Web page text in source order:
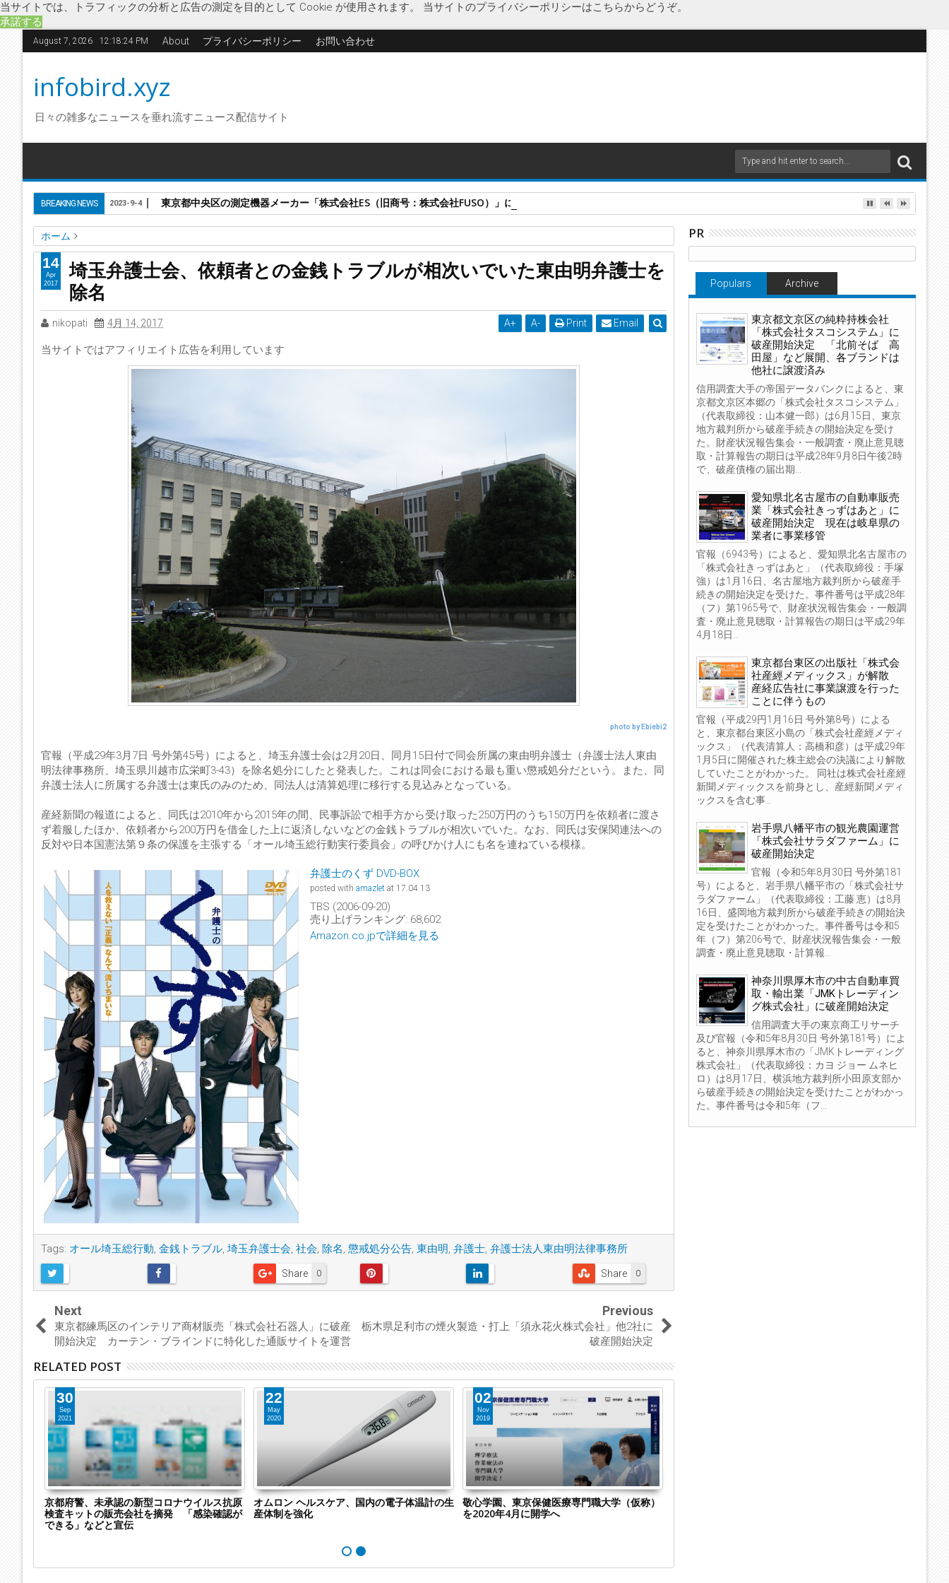
当サイトでは、トラフィックの分析と広告の測定を目的として Cookie が使用されます。 当サイトのプライバシーポリシーはこちらからどうぞ。
承諾する
August 7, 2026 12:18:25 PM About プライバシーポリシー お問い合わせ
infobird.xyz
日々の雑多なニュースを垂れ流すニュース配信サイト
BREAKING NEWS 東京都中央区の測定機器メーカー「株式会社ES（旧商号：株式会社FUSO）」に特別清算開始決定 事業はA-Gas Japanが承継
2023-9-4
ホーム
オール埼玉総行動
金銭トラブル 埼玉弁護士会 社会 除名 懲戒処分公告 東由明 弁護士
弁護士法人東由明法律事務所
埼玉弁護士会、依頼者との金銭トラブルが相次いでいた東由明弁護士を除名
埼玉弁護士会、依頼者との金銭トラブルが相次いでいた東由明弁護士を
除名
nikopati 4月 14, 2017 A+ A- Print Email
当サイトではアフィリエイト広告を利用しています
photo by Ebiebi2
官報（平成29年3月7日 号外第45号）によると、埼玉弁護士会は2月20日、同月15日付で同会所属の東由明弁護士（弁護士法人東由
明法律事務所、埼玉県川越市広栄町3-43）を除名処分にしたと発表した。これは同会における最も重い懲戒処分だという。また、同
弁護士法人に所属する弁護士は東氏のみのため、同法人は清算処理に移行する見込みとなっている。
産経新聞の報道によると、同氏は2010年から2015年の間、民事訴訟で相手方から受け取った250万円のうち150万円を依頼者に渡さ
ず着服したほか、依頼者から200万円を借金した上に返済しないなどの金銭トラブルが相次いでいた。なお、同氏は安保関連法への
反対や日本国憲法第９条の保護を主張する「オール埼玉総行動実行委員会」の呼びかけ人にも名を連ねている模様。
弁護士のくず DVD-BOX
posted with amazlet at 17.04.13
TBS (2006-09-20)
売り上げランキング: 68,602
Amazon.co.jpで詳細を見る
Tags: オール埼玉総行動, 金銭トラブル, 埼玉弁護士会, 社会, 除名, 懲戒処分公告, 東由明, 弁護士, 弁護士法人東由明法律事務所
0
Share 0
Share
14
Apr
2017
Next
東京都練馬区のインテリア商材販売「株式会社石器人」に破産
開始決定 カーテン・ブラインドに特化した通販サイトを運営
Previous
栃木県足利市の煙火製造・打上「須永花火株式会社」他2社に
破産開始決定
RELATED POST
30
Sep
2021
京都府警、未承認の新型コロナウイルス抗原
検査キットの販売会社を摘発 「感染確認が
できる」などと宣伝
22
May
2020
オムロン ヘルスケア、国内の電子体温計の生
産体制を強化
02
Nov
2019
敬心学園、東京保健医療専門職大学（仮称）
を2020年4月に開学へ
PR
Populars Archive
東京都文京区の純粋持株会社
「株式会社タスコシステム」に
破産開始決定 「北前そば 高
田屋」など展開、各ブランドは
他社に譲渡済み
信用調査大手の帝国データバンクによると、東
京都文京区本郷の「株式会社タスコシステム」
（代表取締役：山本健一郎）は6月15日、東京
地方裁判所から破産手続きの開始決定を受け
た。財産状況報告集会・一般調査・廃止意見聴
取・計算報告の期日は平成28年9月8日午後2時
で、破産債権の届出期...
愛知県北名古屋市の自動車販売
業「株式会社きっずはあと」に
破産開始決定 現在は岐阜県の
業者に事業移管
官報（6943号）によると、愛知県北名古屋市の
「株式会社きっずはあと」（代表取締役：手塚
強）は1月16日、名古屋地方裁判所から破産手
続きの開始決定を受けた。事件番号は平成28年
（フ）第1965号で、財産状況報告集会・一般調
査・廃止意見聴取・計算報告の期日は平成29年
4月18日...
東京都台東区の出版社「株式会
社産經メディックス」が解散
産経広告社に事業譲渡を行った
ことに伴うもの
官報（平成29円1月16日 号外第8号）による
と、東京都台東区小島の「株式会社産經メディ
ックス」（代表清算人：高橋和彦）は平成29年
1月5日に開催された株主総会の決議により解散
していたことがわかった。 同社は株式会社産經
新聞メディックスを前身とし、産經新聞メディ
ックスを含む事...
岩手県八幡平市の観光農園運営
「株式会社サラダファーム」に
破産開始決定
官報（令和5年8月30日 号外第181
号）によると、岩手県八幡平市の「株式会社サ
ラダファーム」（代表取締役：工藤 恵）は8月
16日、盛岡地方裁判所から破産手続きの開始決
定を受けたことがわかった。事件番号は令和5
年（フ）第206号で、財産状況報告集会・一般
調査・廃止意見聴取・計算報...
神奈川県厚木市の中古自動車買
取・輸出業「JMKトレーディン
グ株式会社」に破産開始決定
信用調査大手の東京商工リサーチ
及び官報（令和5年8月30日 号外第181号）によ
ると、神奈川県厚木市の「JMKトレーディング
株式会社」（代表取締役：カヨ ジョー ムネヒ
ロ）は8月17日、横浜地方裁判所小田原支部か
ら破産手続きの開始決定を受けたことがわかっ
た。事件番号は令和5年（フ...